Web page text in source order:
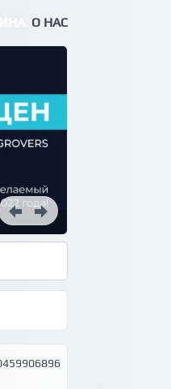
О НАС